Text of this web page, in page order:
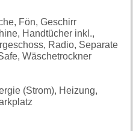
Fön, Geschirr
Handtücher inkl.,
Radio, Separate
Wäschetrockner
(Strom), Heizung,